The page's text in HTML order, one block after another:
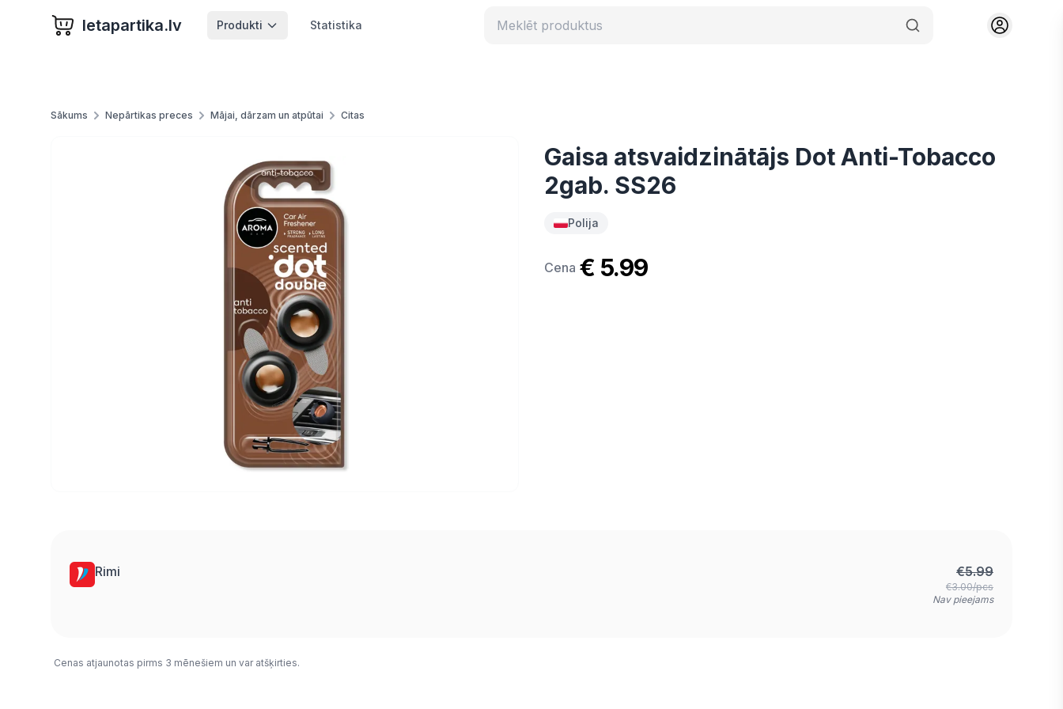
letapartika.lv Produkti Statistika
Sākums Nepārtikas preces Mājai, dārzam un atpūtai Citas
Gaisa atsvaidzinātājs Dot Anti-Tobacco
2gab. SS26
Polija
Cena € 5.99
Rimi €5.99
€3.00/pcs
Nav pieejams
Cenas atjaunotas pirms 3 mēnešiem un var atšķirties.